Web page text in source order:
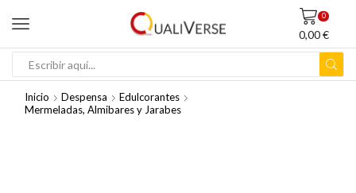
0
0,00€
BÚSQUEDA
Inicio Despensa
Edulcorantes
Mermeladas, Almibares y Jarabes